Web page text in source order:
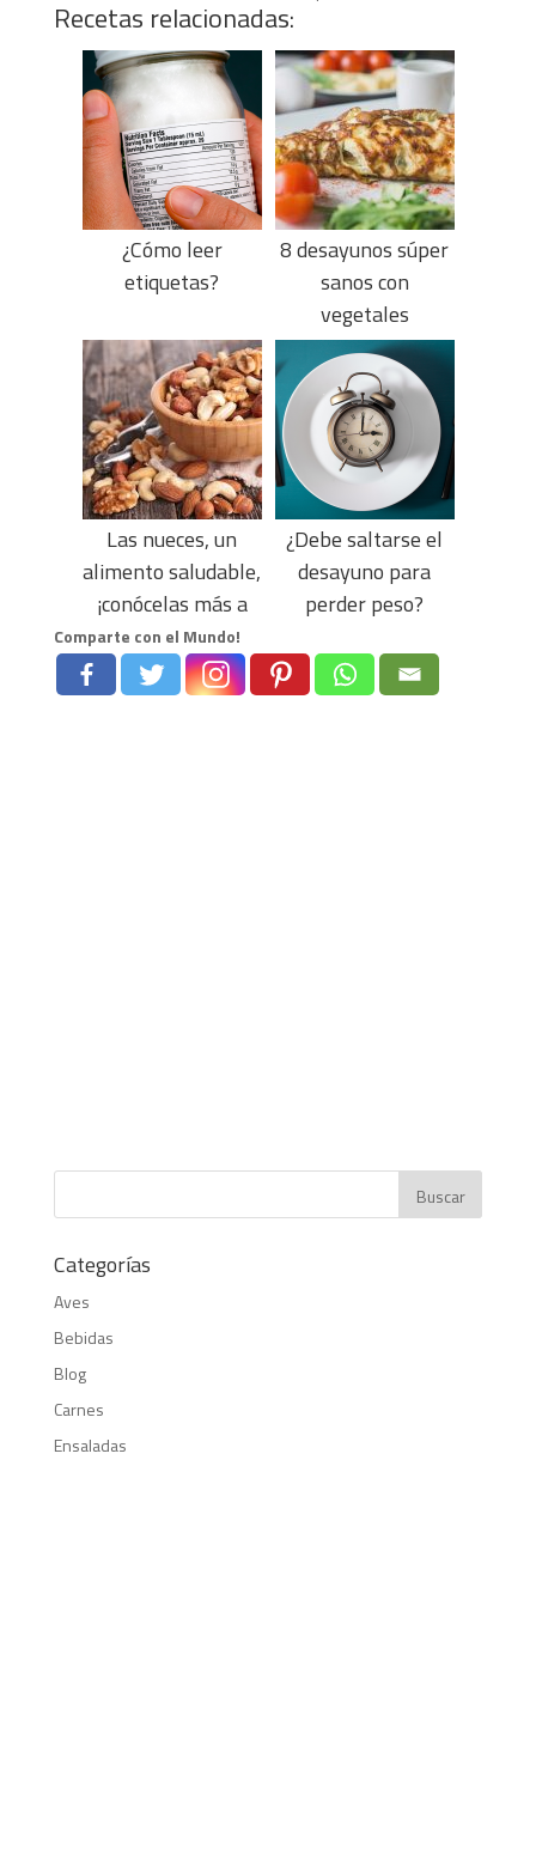
Recetas relacionadas:
¿Cómo leer
etiquetas?
8 desayunos súper
sanos con
vegetales
Las nueces, un
alimento saludable,
¡conócelas más a
fondo!
¿Debe saltarse el
desayuno para
perder peso?
Comparte con el Mundo!
Categorías
Aves
Bebidas
Blog
Carnes
Ensaladas